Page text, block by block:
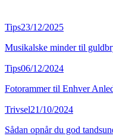
Tips23/12/2025
Musikalske minder til
Tips06/12/2024
Fotorammer til Enhver
Trivsel21/10/2024
Sådan opnår du god